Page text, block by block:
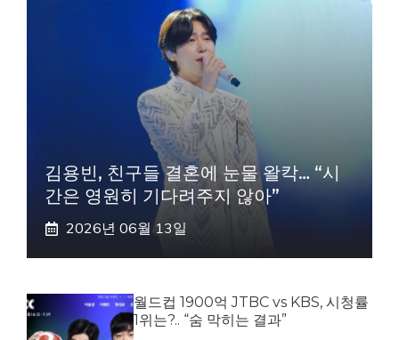
김용빈, 친구들 결혼에 눈물 왈칵… “시
간은 영원히 기다려주지 않아”
2026년 06월 13일
월드컵 1900억 JTBC vs KBS, 시청률
1위는?.. “숨 막히는 결과”